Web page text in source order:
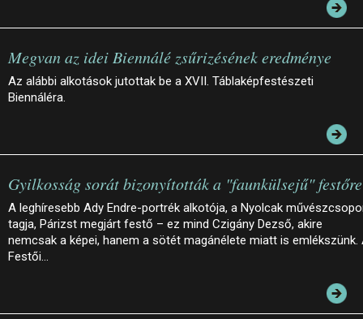
Megvan az idei Biennálé zsűrizésének eredménye
Az alábbi alkotások jutottak be a XVII. Táblaképfestészeti
Biennáléra.
Gyilkosság sorát bizonyították a "faunkülsejű" festőre
A leghíresebb Ady Endre-portrék alkotója, a Nyolcak
tagja, Párizst megjárt festő – ez mind Czigány Dezső, akire
nemcsak a képei, hanem a sötét magánélete miatt is emlékszünk.
Festői…